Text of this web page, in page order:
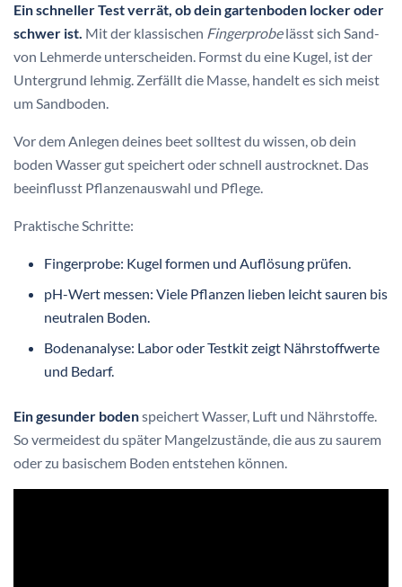
Ein schneller Test verrät, ob dein gartenboden locker oder
schwer ist. Mit der klassischen Fingerprobelässt sich Sand-
von Lehmerde unterscheiden. Formst du eine Kugel, ist der
Untergrund lehmig. Zerfällt die Masse, handelt es sich meist
um Sandboden.
Vor dem Anlegen deines beet solltest du wissen, ob dein
boden Wasser gut speichert oder schnell austrocknet. Das
beeinflusst Pflanzenauswahl und Pflege.
Praktische Schritte:
Fingerprobe: Kugel formen und Auflösung prüfen.
pH-Wert messen: Viele Pflanzen lieben leicht sauren bis
neutralen Boden.
Bodenanalyse: Labor oder Testkit zeigt Nährstoffwerte
und Bedarf.
Ein gesunder bodenspeichert Wasser, Luft und Nährstoffe.
So vermeidest du später Mangelzustände, die aus zu saurem
oder zu basischem Boden entstehen können.